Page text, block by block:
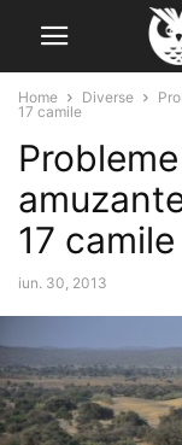
Home Diverse
17 camile
17 camile
iun. 30, 2013